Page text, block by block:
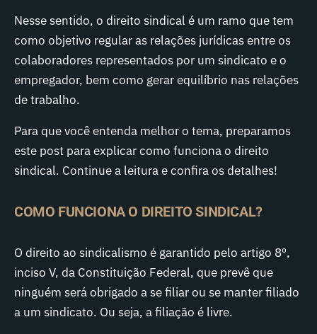
Nesse sentido, o direito sindical é um ramo que tem
como objetivo regular as relações jurídicas entre os
colaboradores representados por um sindicato e o
empregador, bem como gerar equilíbrio nas relações
de trabalho.
Para que você entenda melhor o tema, preparamos
este post para explicar como funciona o direito
sindical. Continue a leitura e confira os detalhes!
COMO FUNCIONA O DIREITO SINDICAL?
O direito ao sindicalismo é garantido pelo artigo 8º,
inciso V, da Constituição Federal, que prevê que
ninguém será obrigado a se filiar ou se manter filiado
a um sindicato. Ou seja, a filiação é livre.